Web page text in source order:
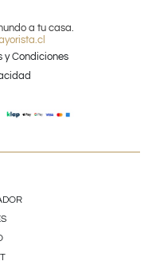
a tu casa.
y Condiciones